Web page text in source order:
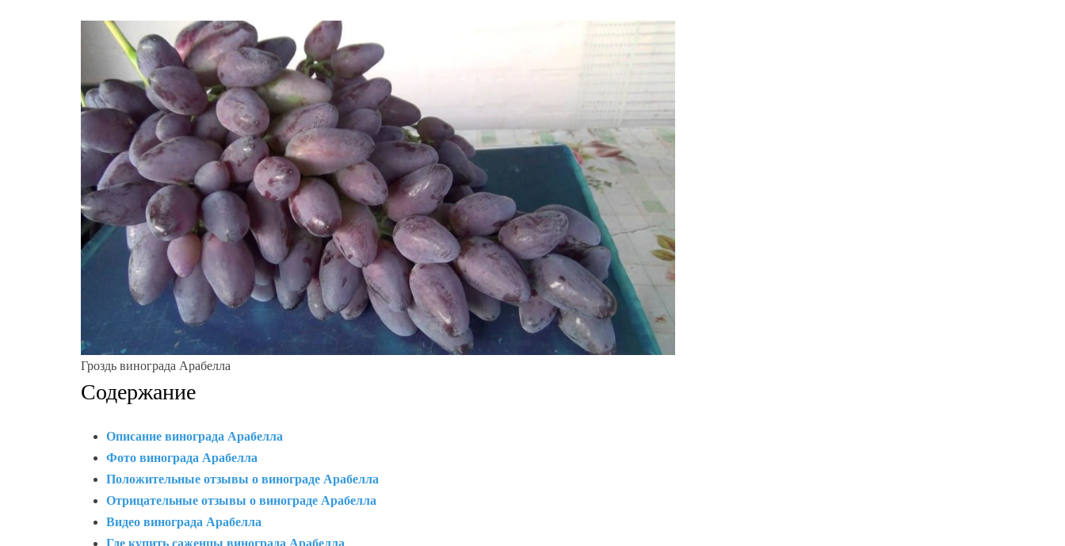
Гроздь винограда Арабелла
Содержание
Описание винограда Арабелла
Фото винограда Арабелла
Положительные отзывы о винограде Арабелла
Отрицательные отзывы о винограде Арабелла
Видео винограда Арабелла
Где купить саженцы винограда Арабелла